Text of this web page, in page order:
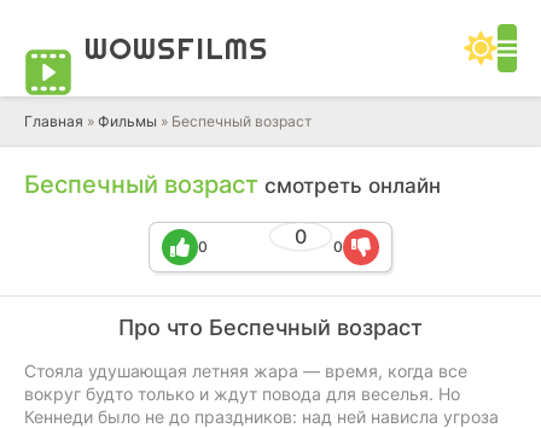
WOWSFILMS
Главная » Фильмы » Беспечный возраст
Беспечный возраст смотреть онлайн
0
0 0
Про что Беспечный возраст
Стояла удушающая летняя жара — время, когда все
вокруг будто только и ждут повода для веселья. Но
Кеннеди было не до праздников: над ней нависла угроза